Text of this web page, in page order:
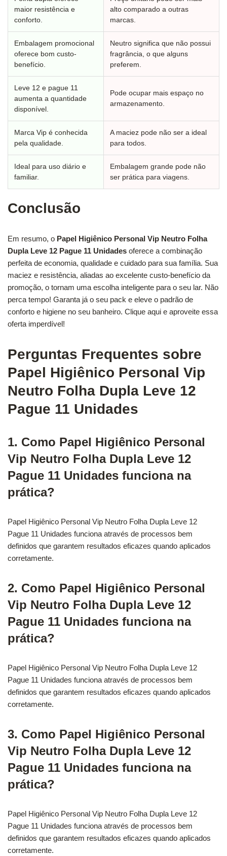
maior resistência e
conforto.
alto comparado a outras
marcas.
Embalagem promocional
oferece bom custo-
benefício.
Neutro significa que não possui
fragrância, o que alguns
preferem.
Leve 12 e pague 11
aumenta a quantidade
disponível.
Pode ocupar mais espaço no
armazenamento.
Marca Vip é conhecida
pela qualidade.
A maciez pode não ser a ideal
para todos.
Ideal para uso diário e
familiar.
Embalagem grande pode não
ser prática para viagens.
Conclusão
Em resumo, o Papel Higiênico Personal Vip Neutro Folha
Dupla Leve 12 Pague 11 Unidades oferece a combinação
perfeita de economia, qualidade e cuidado para sua família. Sua
maciez e resistência, aliadas ao excelente custo-benefício da
promoção, o tornam uma escolha inteligente para o seu lar. Não
perca tempo! Garanta já o seu pack e eleve o padrão de
conforto e higiene no seu banheiro. Clique aqui e aproveite essa
oferta imperdível!
Perguntas Frequentes sobre
Papel Higiênico Personal Vip
Neutro Folha Dupla Leve 12
Pague 11 Unidades
1. Como Papel Higiênico Personal
Vip Neutro Folha Dupla Leve 12
Pague 11 Unidades funciona na
prática?
Papel Higiênico Personal Vip Neutro Folha Dupla Leve 12
Pague 11 Unidades funciona através de processos bem
definidos que garantem resultados eficazes quando aplicados
corretamente.
2. Como Papel Higiênico Personal
Vip Neutro Folha Dupla Leve 12
Pague 11 Unidades funciona na
prática?
Papel Higiênico Personal Vip Neutro Folha Dupla Leve 12
Pague 11 Unidades funciona através de processos bem
definidos que garantem resultados eficazes quando aplicados
corretamente.
3. Como Papel Higiênico Personal
Vip Neutro Folha Dupla Leve 12
Pague 11 Unidades funciona na
prática?
Papel Higiênico Personal Vip Neutro Folha Dupla Leve 12
Pague 11 Unidades funciona através de processos bem
definidos que garantem resultados eficazes quando aplicados
corretamente.